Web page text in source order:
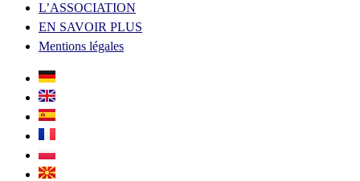
L’ASSOCIATION
EN SAVOIR PLUS
Mentions légales